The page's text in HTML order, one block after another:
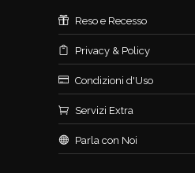
Reso e Recesso
Privacy & Policy
Condizioni d'Uso
Servizi Extra
Parla con Noi